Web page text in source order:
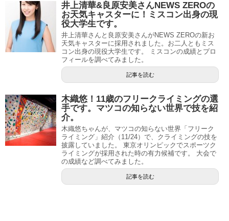
井上清華&良原安美さんNEWS ZEROの
お天気キャスターに！ミスコン出身の現
役大学生です。
井上清華さんと良原安美さんがNEWS ZEROの新お
天気キャスターに採用されました。お二人ともミス
コン出身の現役大学生です。 ミスコンの成績とプロ
フィールを調べてみました。
記事を読む
木織悠！11歳のフリークライミングの選
手です。マツコの知らない世界で技を紹
介。
木織悠ちゃんが、マツコの知らない世界「フリーク
ライミング」紹介（11/24）で、クライミングの技を
披露していました。 東京オリンピックでスポーツク
ライミングが採用された時の有力候補です。 大会で
の成績など調べてみました。
記事を読む